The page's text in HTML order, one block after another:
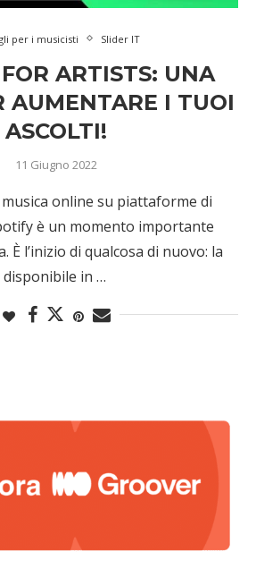
per i musicisti Slider IT
ARTISTS: UNA
AUMENTARE I TUOI
ASCOLTI!
11 Giugno 2022
online su piattaforme di
è un momento importante
È l’inizio di qualcosa di nuovo: la
in …